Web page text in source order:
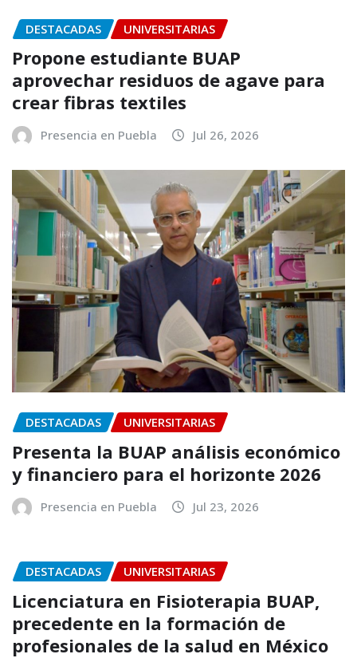
DESTACADAS UNIVERSITARIAS
Propone estudiante BUAP
aprovechar residuos de agave para
crear fibras textiles
Presencia en Puebla Jul 26, 2026
DESTACADAS UNIVERSITARIAS
Presenta la BUAP análisis económico
y financiero para el horizonte 2026
Presencia en Puebla Jul 23, 2026
DESTACADAS UNIVERSITARIAS
Licenciatura en Fisioterapia BUAP,
precedente en la formación de
profesionales de la salud en México